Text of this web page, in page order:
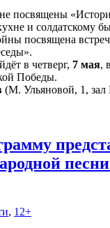
и солдатскому
посвящена
в четверг, 7 мая,
Победы.
(М. Ульяновой, 1,
, 12+